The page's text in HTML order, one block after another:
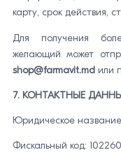
карту, срок действия,
Для получения
желающий может
shop@farmavit.md или
7. КОНТАКТНЫЕ
Юридическое название
Фискальный код: